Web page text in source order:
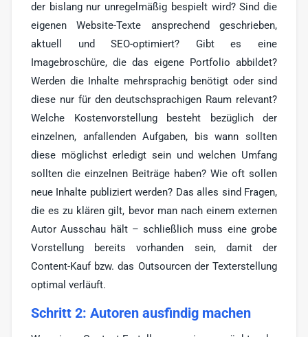
der bislang nur unregelmäßig bespielt wird? Sind die
eigenen Website-Texte ansprechend geschrieben,
aktuell und SEO-optimiert? Gibt es eine
Imagebroschüre, die das eigene Portfolio abbildet?
Werden die Inhalte mehrsprachig benötigt oder sind
diese nur für den deutschsprachigen Raum relevant?
Welche Kostenvorstellung besteht bezüglich der
einzelnen, anfallenden Aufgaben, bis wann sollten
diese möglichst erledigt sein und welchen Umfang
sollten die einzelnen Beiträge haben? Wie oft sollen
neue Inhalte publiziert werden? Das alles sind Fragen,
die es zu klären gilt, bevor man nach einem externen
Autor Ausschau hält – schließlich muss eine grobe
Vorstellung bereits vorhanden sein, damit der
Content-Kauf bzw. das Outsourcen der Texterstellung
optimal verläuft.
Schritt 2: Autoren ausfindig machen